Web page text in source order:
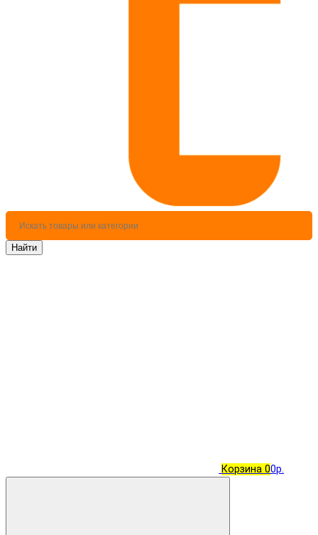
Найти
Корзина 00р.